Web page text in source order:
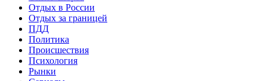
Отдых в России
Отдых за границей
ПДД
Политика
Происшествия
Психология
Рынки